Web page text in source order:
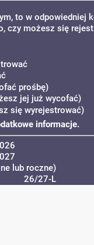
to w odpowiedniej
czy możesz się
prośbę)
jej już wycofać)
się wyrejestrować)
informacje.
lub roczne)
26/27-L